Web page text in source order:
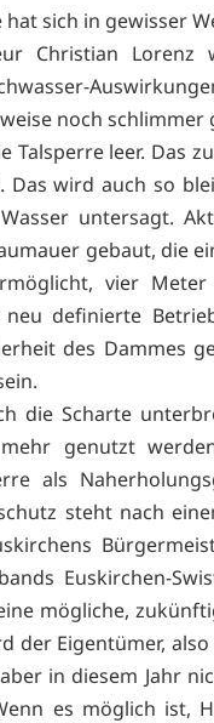
sich in gewisser
Christian Lorenz
noch schlimmer
Talsperre leer. Das
Das wird auch so
untersagt.
gebaut, die
vier
definierte
des Dammes
die Scharte
genutzt
als
steht nach
Euskirchen-
mögliche,
der Eigentümer,
in diesem Jahr
es möglich ist,